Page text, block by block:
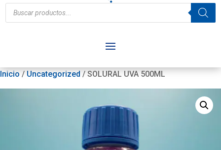
Búsqueda
de
productos
Inicio / Uncategorized / SOLURAL UVA 500ML